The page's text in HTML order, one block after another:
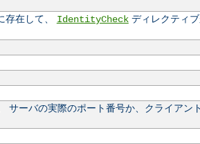
存在して、 IdentityCheckディレクティ
サーバの実際のポート番号か、クライアン